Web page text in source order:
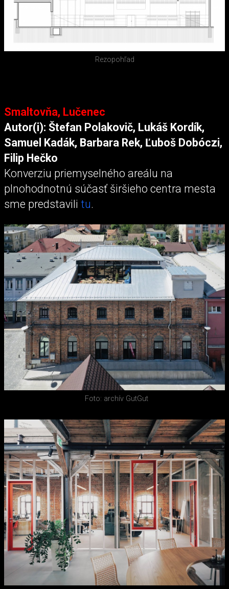
Rezopohľad
Smaltovňa, Lučenec
Autor(i): Štefan Polakovič, Lukáš Kordík,
Samuel Kadák, Barbara Rek, Ľuboš Dobóczi,
Filip Hečko
Konverziu priemyselného areálu na
plnohodnotnú súčasť širšieho centra mesta
sme predstavili tu.
Foto: archív GutGut